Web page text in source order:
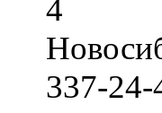
4
337-24-